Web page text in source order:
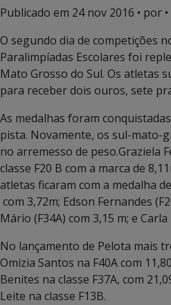
Publicado em 24 nov 2016 • por •
O segundo dia de competições
Paralimpíadas Escolares foi
Mato Grosso do Sul. Os atletas
para receber dois ouros, sete
As medalhas foram
pista. Novamente, os sul-mato-
no arremesso de peso.Graziela
classe F20 B com a marca de
atletas ficaram com a medalha
com 3,72m; Edson Fernandes
Mário (F34A) com 3,15 m; e
No lançamento de Pelota mais
Omizia Santos na F40A com
Benites na classe F37A, com
Leite na classe F13B.